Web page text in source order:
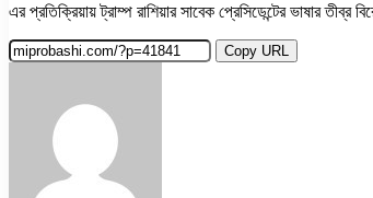
এর প্রতিক্রিয়ায় ট্রাম্প রাশিয়ার সাবেক প্রেসিডেন্টের ভাষার তীব্র
Copy URL